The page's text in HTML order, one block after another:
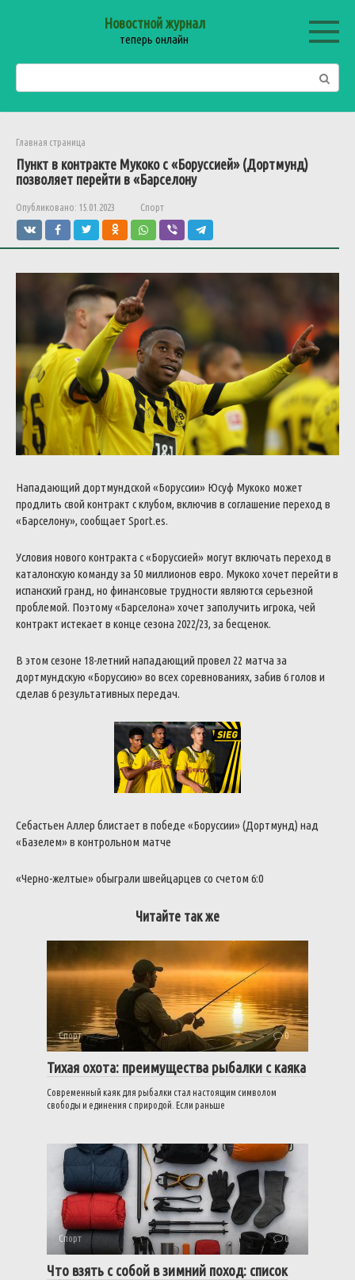
Новостной журнал
теперь онлайн
Главная страница
Пункт в контракте Мукоко с «Боруссией» (Дортмунд)
позволяет перейти в «Барселону
Опубликовано: 15.01.2023 Спорт
Нападающий дортмундской «Боруссии» Юсуф Мукоко может
продлить свой контракт с клубом, включив в соглашение переход в
«Барселону», сообщает Sport.es.
Условия нового контракта с «Боруссией» могут включать переход в
каталонскую команду за 50 миллионов евро. Мукоко хочет перейти в
испанский гранд, но финансовые трудности являются серьезной
проблемой. Поэтому «Барселона» хочет заполучить игрока, чей
контракт истекает в конце сезона 2022/23, за бесценок.
В этом сезоне 18-летний нападающий провел 22 матча за
дортмундскую «Боруссию» во всех соревнованиях, забив 6 голов и
сделав 6 результативных передач.
Себастьен Аллер блистает в победе «Боруссии» (Дортмунд) над
«Базелем» в контрольном матче
«Черно-желтые» обыграли швейцарцев со счетом 6:0
Читайте так же
Спорт 0
Тихая охота: преимущества рыбалки с каяка
Современный каяк для рыбалки стал настоящим символом
свободы и единения с природой. Если раньше
Спорт 0
Что взять с собой в зимний поход: список